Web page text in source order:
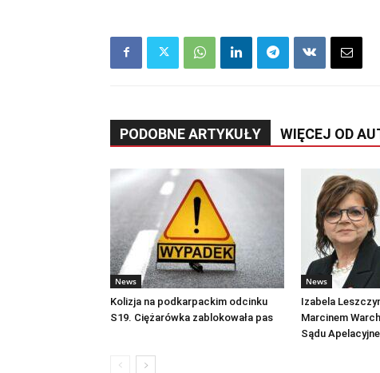
PODOBNE ARTYKUŁY WIĘCEJ OD
News
Kolizja na podkarpackim odcinku
S19. Ciężarówka zablokowała pas
News
Izabela
Marcinem
Sądu